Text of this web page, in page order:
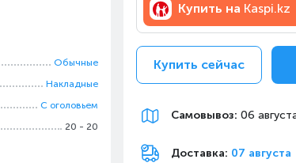
Обычные
Накладные
С оголовьем
20 - 20
Купить на Kaspi.kz
Купить сейчас
Самовывоз: 06
Доставка: 07 августа